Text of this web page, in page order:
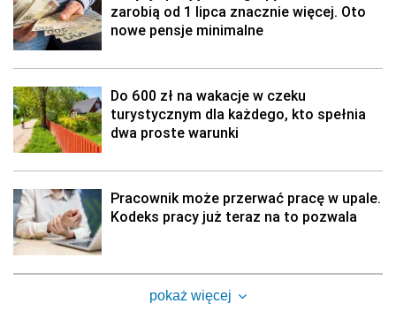
zarobią od 1 lipca znacznie więcej. Oto
nowe pensje minimalne
Do 600 zł na wakacje w czeku
turystycznym dla każdego, kto spełnia
dwa proste warunki
Pracownik może przerwać pracę w upale.
Kodeks pracy już teraz na to pozwala
pokaż więcej